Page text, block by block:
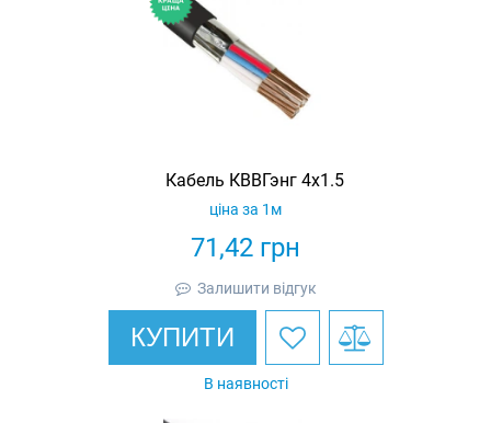
Кабель КВВГэнг 4х1.5
71,42 грн
ціна за 1м
Залишити відгук
КУПИТИ
В наявності